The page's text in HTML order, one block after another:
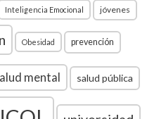
Inteligencia Emocional jóvenes
Obesidad prevención
mental salud pública